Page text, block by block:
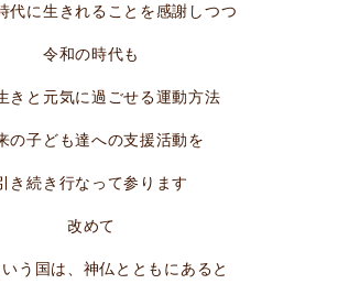
代に生きれることを感謝しつつ
令和の時代も
きと元気に過ごせる運動方法
の子ども達への支援活動を
き続き行なって参ります
改めて
う国は、神仏とともにあると